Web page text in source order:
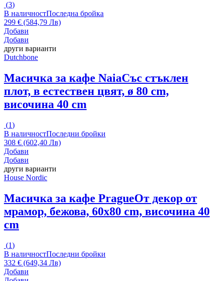
(3)
В наличностПоследна бройка
299 € (584,79 Лв)
Добави
Добави
други варианти
Dutchbone
Масичка за кафе NaiaСъс стъклен
плот, в естествен цвят, ø 80 cm,
височина 40 cm
(1)
В наличностПоследни бройки
308 € (602,40 Лв)
Добави
Добави
други варианти
House Nordic
Масичка за кафе PragueОт декор от
мрамор, бежова, 60x80 cm, височина 40
cm
(1)
В наличностПоследни бройки
332 € (649,34 Лв)
Добави